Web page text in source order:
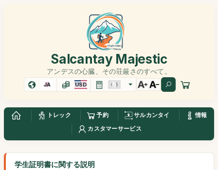
Salcantay Majestic
アンデスの心臓、その荘厳さのすべて。
JA USD
トレック 予約 サルカンタイ
情報
カスタマーサービス
学生証明書に関する説明